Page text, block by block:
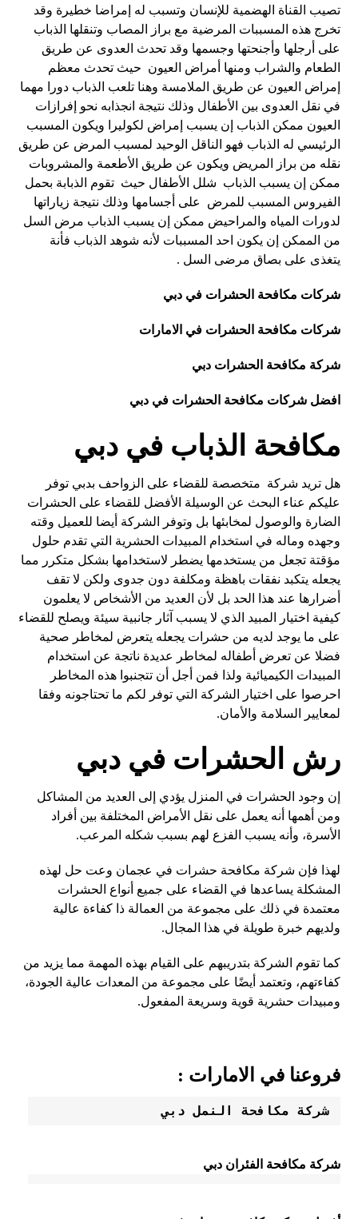
تصيب القناة الهضمية للإنسان وتسبب له إمراضا خطيرة وقد
تخرج هذه المسببات المرضية مع براز المصاب وتنقلها الذباب
على أرجلها وأجنحتها وجسمها وقد تحدث العدوى عن طريق
الطعام والشراب ومنها أمراض العيون حيث تحدث معظم
إمراض العيون عن طريق الملامسة وهنا تلعب الذباب دورا مهما
في نقل العدوى بين الأطفال وذلك نتيجة انجذابه نحو إفرازات
العيون ممكن الذباب إن يسبب إمراض لكوليرا ويكون المسبب
الرئيسي له الذباب فهو الناقل الوحيد لمسبب المرض عن طريق
نقله من براز المريض ويكون عن طريق الأطعمة والمشروبات
ممكن إن يسبب الذباب شلل الأطفال حيث تقوم الذبابة بحمل
الفيروس المسبب للمرض على أجسامها وذلك نتيجة زياراتها
لدورات المياه والمراحيض ممكن إن يسبب الذباب مرض السل
من الممكن إن يكون احد المسببات لأنه شوهد الذباب فأنة
يتغذى على بصاق مرضى السل .
شركات مكافحة الحشرات في دبي
شركات مكافحة الحشرات في الامارات
شركة مكافحة الحشرات دبي
افضل شركات مكافحة الحشرات في دبي
مكافحة الذباب في دبي
هل تريد شركة متخصصة للقضاء على الزواحف بدبي توفر
عليكم عناء البحث عن الوسيلة الأفضل للقضاء على الحشرات
الضارة والوصول لمخابئها بل وتوفر الشركة أيضا للعميل وقته
وجهده وماله في استخدام المبيدات الحشرية التي تقدم حلول
مؤقتة تجعل من يستخدمها يضطر لاستخدامها بشكل متكرر مما
يجعله يتكبد نفقات باهظة ومكلفة دون جدوى ولكن لا تقف
أضرارها عند هذا الحد بل لأن العديد من الأشخاص لا يعلمون
كيفية اختيار المبيد الذي لا يسبب آثار جانبية سيئة ويصلح للقضاء
على ما يوجد لديه من حشرات يجعله يتعرض لمخاطر صحية
فضلا عن تعرض أطفاله لمخاطر عديدة ناتجة عن استخدام
المبيدات الكيميائية ولذا فمن أجل أن تتجنبوا هذه المخاطر
احرصوا على اختيار الشركة التي توفر لكم ما تحتاجونه وفقا
لمعايير السلامة والأمان.
رش الحشرات في دبي
إن وجود الحشرات في المنزل يؤدي إلى العديد من المشاكل
ومن أهمها أنه يعمل على نقل الأمراض المختلفة بين أفراد
الأسرة، وأنه يسبب الفزع لهم بسبب شكله المرعب.
لهذا فإن شركة مكافحة حشرات في عجمان وعت حل لهذه
المشكلة يساعدها في القضاء على جميع أنواع الحشرات
معتمدة في ذلك على مجموعة من العمالة ذا كفاءة عالية
ولديهم خبرة طويلة في هذا المجال.
كما تقوم الشركة بتدريبهم على القيام بهذه المهمة مما يزيد من
كفاءتهم، وتعتمد أيضًا على مجموعة من المعدات عالية الجودة،
ومبيدات حشرية قوية وسريعة المفعول.
فروعنا في الامارات :
شركة مكافحة النمل دبي
شركة مكافحة الفئران دبي